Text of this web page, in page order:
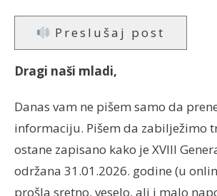
Preslušaj post
Dragi naši mladi,
Danas vam ne pišem samo da
informaciju. Pišem da zabilježimo
ostane zapisano kako je XVIII
održana 31.01.2026. godine (u
prošla sretno, veselo, ali i malo